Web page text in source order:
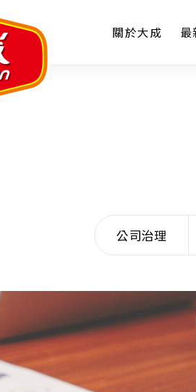
關於大成 最
公司治理